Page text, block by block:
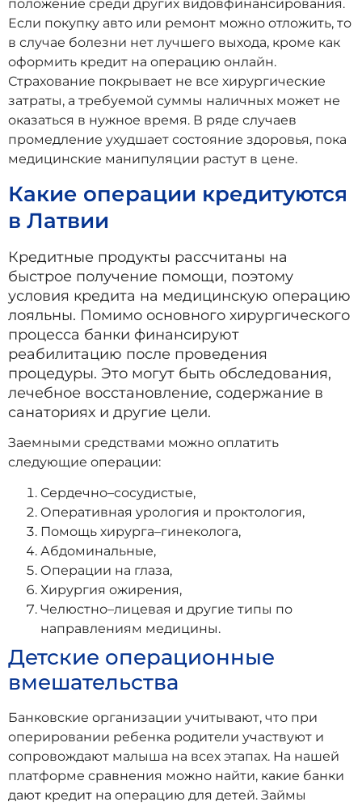
положение среди других видовфинансирования.
Если покупку авто или ремонт можно отложить, то
в случае болезни нет лучшего выхода, кроме как
оформить кредит на операцию онлайн.
Страхование покрывает не все хирургические
затраты, а требуемой суммы наличных может не
оказаться в нужное время. В ряде случаев
промедление ухудшает состояние здоровья, пока
медицинские манипуляции растут в цене.
Какие операции кредитуются
в Латвии
Кредитные продукты рассчитаны на
быстрое получение помощи, поэтому
условия кредита на медицинскую операцию
лояльны. Помимо основного хирургического
процесса банки финансируют
реабилитацию после проведения
процедуры. Это могут быть обследования,
лечебное восстановление, содержание в
санаториях и другие цели.
Заемными средствами можно оплатить
следующие операции:
Сердечно–сосудистые,
Оперативная урология и проктология,
Помощь хирурга–гинеколога,
Абдоминальные,
Операции на глаза,
Хирургия ожирения,
Челюстно–лицевая и другие типы по
направлениям медицины.
Детские операционные
вмешательства
Банковские организации учитывают, что при
оперировании ребенка родители участвуют и
сопровождают малыша на всех этапах. На нашей
платформе сравнения можно найти, какие банки
дают кредит на операцию для детей. Займы